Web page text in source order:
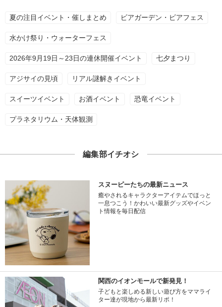
夏の注目イベント・催しまとめ ビアガーデン・ビアフェス
水かけ祭り・ウォーターフェス
2026年9月19日～23日の連休開催イベント 七夕まつり
アジサイの見頃 リアル謎解きイベント
スイーツイベント お酒イベント 恐竜イベント
プラネタリウム・天体観測
編集部イチオシ
スヌーピーたちの最新ニュース
癒やされるキャラクターアイテムでほっと
一息つこう！かわいい最新グッズやイベン
ト情報を毎日配信
関西のイオンモールで新発見！
子どもと楽しめる新しい遊び方をママライ
ター達が現地から最新リポ！